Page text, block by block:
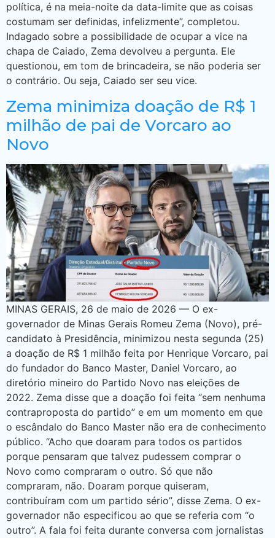
política, é na meia-noite da data-limite que as coisas
costumam ser definidas, infelizmente”, completou.
Indagado sobre a possibilidade de ocupar a vice na
chapa de Caiado, Zema devolveu a pergunta. Ele
questionou, em tom de brincadeira, se não poderia ser
o contrário. Ou seja, Caiado ser seu vice.
Zema minimiza doação de R$ 1
milhão de pai de Vorcaro ao
Novo
MINAS GERAIS, 26 de maio de 2026 — O ex-
governador de Minas Gerais Romeu Zema (Novo), pré-
candidato à Presidência, minimizou nesta segunda (25)
a doação de R$ 1 milhão feita por Henrique Vorcaro, pai
do fundador do Banco Master, Daniel Vorcaro, ao
diretório mineiro do Partido Novo nas eleições de
2022. Zema disse que a doação foi feita “sem nenhuma
contraproposta do partido” e em um momento em que
o escândalo do Banco Master não era de conhecimento
público. “Acho que doaram para todos os partidos
porque pensaram que talvez pudessem comprar o
Novo como compraram o outro. Só que não
compraram, não. Doaram porque quiseram,
contribuíram com um partido sério”, disse Zema. O ex-
governador não especificou ao que se referia com “o
outro”. A fala foi feita durante conversa com jornalistas